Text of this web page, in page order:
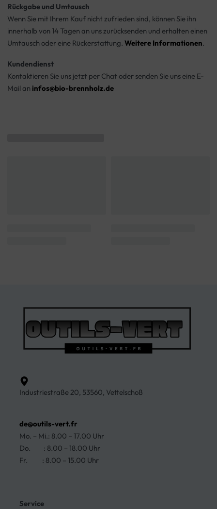
Rückgabe und Umtausch
Wenn Sie mit Ihrem Kauf nicht zufrieden sind, können Sie ihn
innerhalb von 14 Tagen an uns zurücksenden und erhalten einen
Umtausch oder eine Rückerstattung. Weitere Informationen.
Kundendienst
Kontaktieren Sie uns jetzt per Chat oder senden Sie uns eine E-
Mail an infos@bio-brennholz.de
Industriestraße 20, 53560, Vettelschoß
de@outils-vert.fr
Mo. – Mi.: 8.00 – 17.00 Uhr
Do. : 8.00 – 18.00 Uhr
Fr. : 8.00 – 15.00 Uhr
Service